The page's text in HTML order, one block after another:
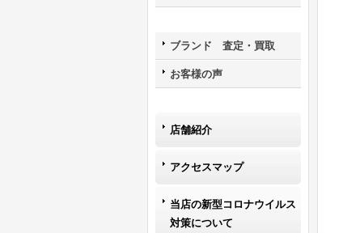
ブランド 査定・買取
お客様の声
店舗紹介
アクセスマップ
当店の新型コロナウイルス
対策について